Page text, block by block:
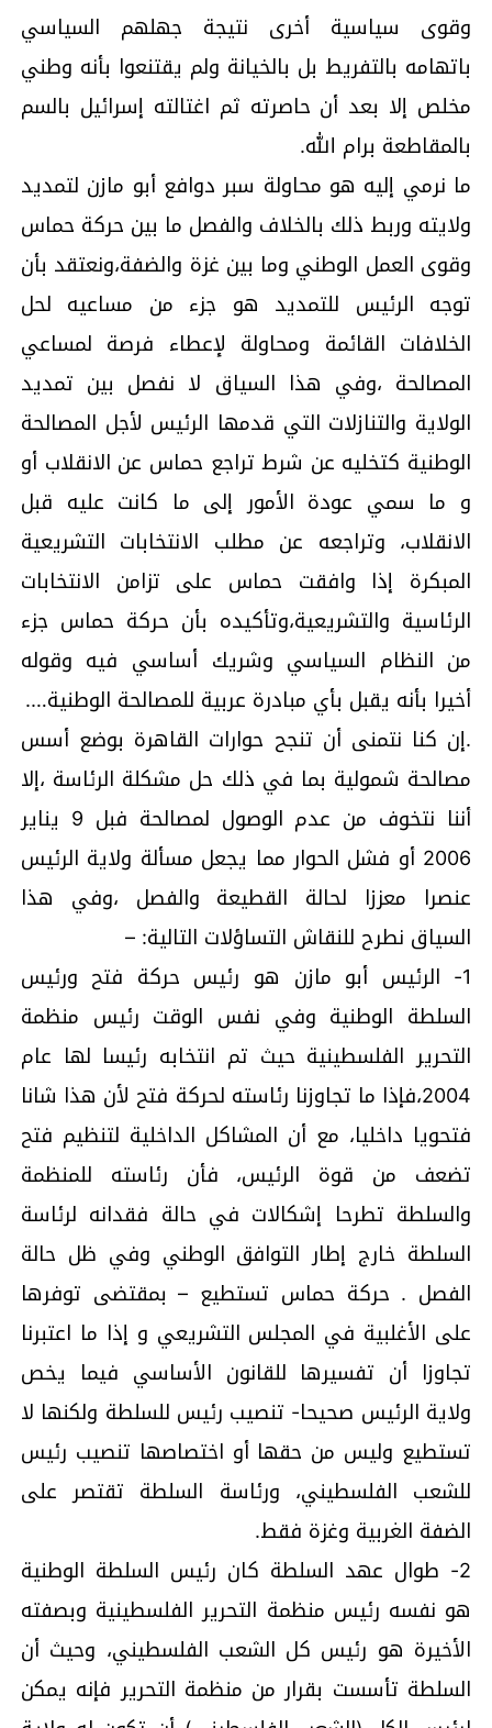
وقوى سياسية أخرى نتيجة جهلهم السياسي
باتهامه بالتفريط بل بالخيانة ولم يقتنعوا بأنه وطني
مخلص إلا بعد أن حاصرته ثم اغتالته إسرائيل بالسم
بالمقاطعة برام الله.
ما نرمي إليه هو محاولة سبر دوافع أبو مازن لتمديد
ولايته وربط ذلك بالخلاف والفصل ما بين حركة حماس
وقوى العمل الوطني وما بين غزة والضفة،ونعتقد بأن
توجه الرئيس للتمديد هو جزء من مساعيه لحل
الخلافات القائمة ومحاولة لإعطاء فرصة لمساعي
المصالحة ،وفي هذا السياق لا نفصل بين تمديد
الولاية والتنازلات التي قدمها الرئيس لأجل المصالحة
الوطنية كتخليه عن شرط تراجع حماس عن الانقلاب أو
و ما سمي عودة الأمور إلى ما كانت عليه قبل
الانقلاب، وتراجعه عن مطلب الانتخابات التشريعية
المبكرة إذا وافقت حماس على تزامن الانتخابات
الرئاسية والتشريعية،وتأكيده بأن حركة حماس جزء
من النظام السياسي وشريك أساسي فيه وقوله
أخيرا بأنه يقبل بأي مبادرة عربية للمصالحة الوطنية….
.إن كنا نتمنى أن تنجح حوارات القاهرة بوضع أسس
مصالحة شمولية بما في ذلك حل مشكلة الرئاسة ،إلا
أننا نتخوف من عدم الوصول لمصالحة فبل 9 يناير
2006 أو فشل الحوار مما يجعل مسألة ولاية الرئيس
عنصرا معززا لحالة القطيعة والفصل ،وفي هذا
السياق نطرح للنقاش التساؤلات التالية: –
1- الرئيس أبو مازن هو رئيس حركة فتح ورئيس
السلطة الوطنية وفي نفس الوقت رئيس منظمة
التحرير الفلسطينية حيث تم انتخابه رئيسا لها عام
2004،فإذا ما تجاوزنا رئاسته لحركة فتح لأن هذا شانا
فتحويا داخليا، مع أن المشاكل الداخلية لتنظيم فتح
تضعف من قوة الرئيس، فأن رئاسته للمنظمة
والسلطة تطرحا إشكالات في حالة فقدانه لرئاسة
السلطة خارج إطار التوافق الوطني وفي ظل حالة
الفصل . حركة حماس تستطيع – بمقتضى توفرها
على الأغلبية في المجلس التشريعي و إذا ما اعتبرنا
تجاوزا أن تفسيرها للقانون الأساسي فيما يخص
ولاية الرئيس صحيحا- تنصيب رئيس للسلطة ولكنها لا
تستطيع وليس من حقها أو اختصاصها تنصيب رئيس
للشعب الفلسطيني، ورئاسة السلطة تقتصر على
الضفة الغربية وغزة فقط.
2- طوال عهد السلطة كان رئيس السلطة الوطنية
هو نفسه رئيس منظمة التحرير الفلسطينية وبصفته
الأخيرة هو رئيس كل الشعب الفلسطيني، وحيث أن
السلطة تأسست بقرار من منظمة التحرير فإنه يمكن